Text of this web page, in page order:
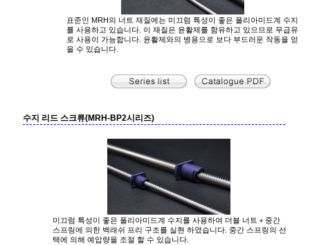
표준인 MRH의 너트 재질에는 미끄럼 특성이 좋은 폴리아미드계 수지
를 사용하고 있습니다. 이 재질은 윤활제를 함유하고 있으므로 무급유
로 사용이 가능합니다. 윤활제와의 병용으로 보다 부드러운 작동을 얻
을 수 있습니다.
수지 리드 스크류(MRH-BP2시리즈)
미끄럼 특성이 좋은 폴리아미드계 수지를 사용하여 더블 너트＋중간
스프링에 의한 백래쉬 프리 구조를 실현 하였습니다. 중간 스프링의 선
택에 의해 예압량을 조절 할 수 있습니다.